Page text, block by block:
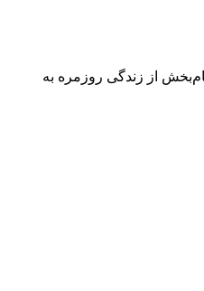
الهام‌بخش از زندگی روزمره به